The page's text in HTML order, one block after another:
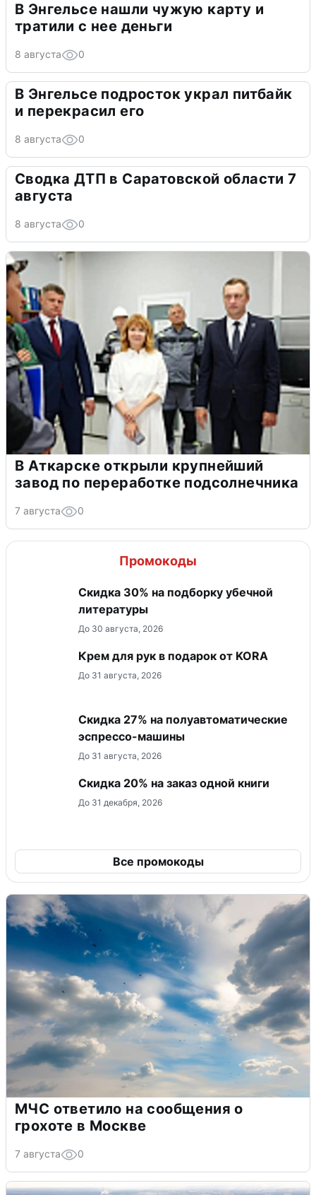
В Энгельсе нашли чужую карту и
тратили с нее деньги
8 августа 0
В Энгельсе подросток украл питбайк
и перекрасил его
8 августа 0
Сводка ДТП в Саратовской области 7
августа
8 августа 0
В Аткарске открыли крупнейший
завод по переработке подсолнечника
7 августа 0
Промокоды
Скидка 30% на подборку убечной
литературы
До 30 августа, 2026
Крем для рук в подарок от KORA
До 31 августа, 2026
Скидка 27% на полуавтоматические
эспрессо-машины
До 31 августа, 2026
Скидка 20% на заказ одной книги
До 31 декабря, 2026
Все промокоды
МЧС ответило на сообщения о
грохоте в Москве
7 августа 0